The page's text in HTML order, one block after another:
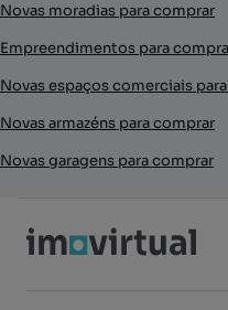
Novas moradias para comprar
Empreendimentos para
Novas espaços comerciais
Novas armazéns para comprar
Novas garagens para comprar